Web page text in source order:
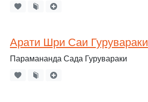
Арати Шри Саи Гурувараки
Парамананда Сада Гурувараки